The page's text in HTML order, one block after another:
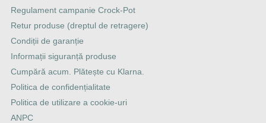
Regulament campanie Crock-Pot
Retur produse (dreptul de retragere)
Condiții de garanție
Informații siguranță produse
Cumpără acum. Plătește cu Klarna.
Politica de confidențialitate
Politica de utilizare a cookie-uri
ANPC